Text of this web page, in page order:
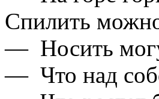
Спилить
— Носить
— Что над